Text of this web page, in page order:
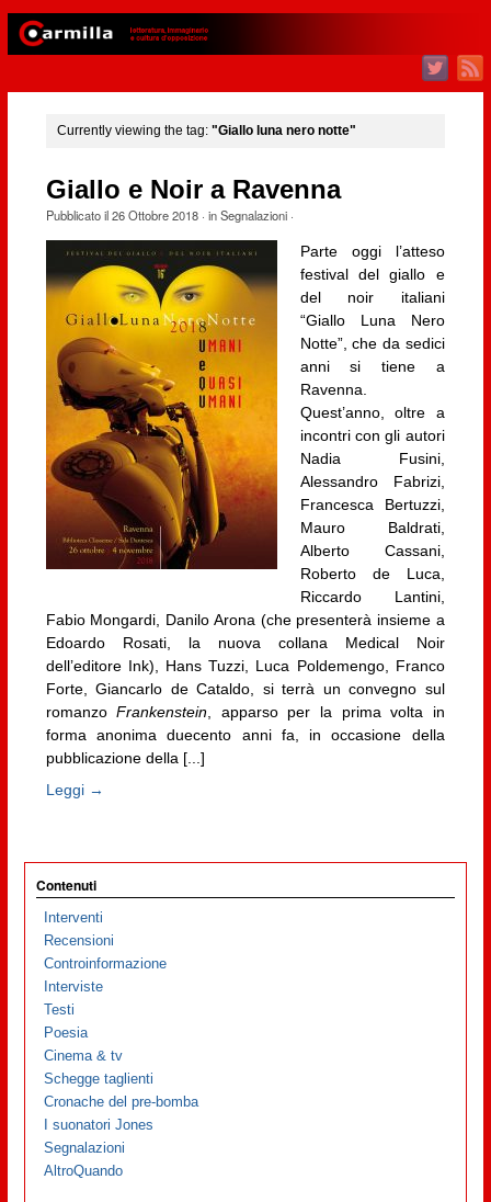
Currently viewing the tag: "Giallo luna nero notte"
Giallo e Noir a Ravenna
Pubblicato il26 Ottobre 2018· inSegnalazioni·
Parte oggi l’atteso
festival del giallo e
del noir italiani
“Giallo Luna Nero
Notte”, che da sedici
anni si tiene a
Ravenna.
Quest’anno, oltre a
incontri con gli autori
Nadia Fusini,
Alessandro Fabrizi,
Francesca Bertuzzi,
Mauro Baldrati,
Alberto Cassani,
Roberto de Luca,
Riccardo Lantini,
Fabio Mongardi, Danilo Arona (che presenterà insieme a
Edoardo Rosati, la nuova collana Medical Noir
dell’editore Ink), Hans Tuzzi, Luca Poldemengo, Franco
Forte, Giancarlo de Cataldo, si terrà un convegno sul
romanzoFrankenstein , apparso per la prima volta in
forma anonima duecento anni fa, in occasione della
pubblicazione della [...]
Leggi →
Contenuti
Interventi
Recensioni
Controinformazione
Interviste
Testi
Poesia
Cinema & tv
Schegge taglienti
Cronache del pre-bomba
I suonatori Jones
Segnalazioni
AltroQuando